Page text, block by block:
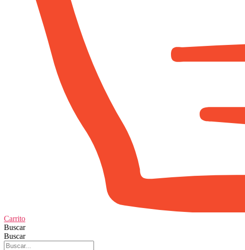
Carrito
Buscar
Buscar